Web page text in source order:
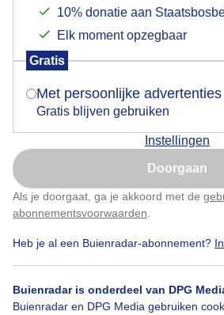
10% donatie aan
Elk moment opzegbaar
Gratis
Met persoonlijke advertenties
Gratis blijven gebruiken
Instellingen
Doorgaan
Als je doorgaat, ga je akkoord met de
abonnementsvoorwaarden
Heb je al een Buienradar-abonnement?
Buienradar is onderdeel van DPG
Buienradar en DPG Media gebruiken
Foto genomen circa 15:00 uur
Door: rob van den Berg Gemaakt: 27-05-
verschijnt er zo een pop-up uit
Is goed, toon de
Nu niet, misschien
Klik hierom dit aan te